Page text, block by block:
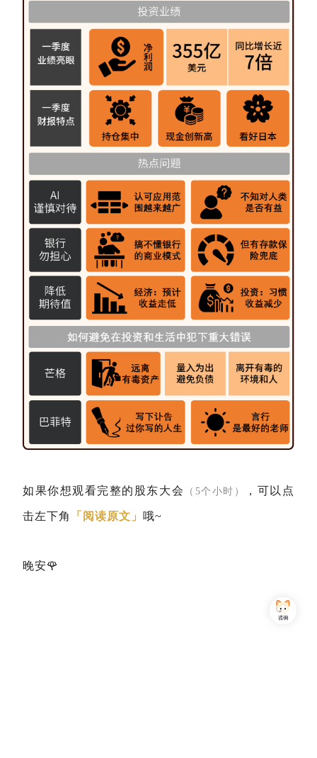
如果你想观看完整的股东大会 （5个小时） ，可以点
击左下角 「阅读原文」 哦~
晚安🌹